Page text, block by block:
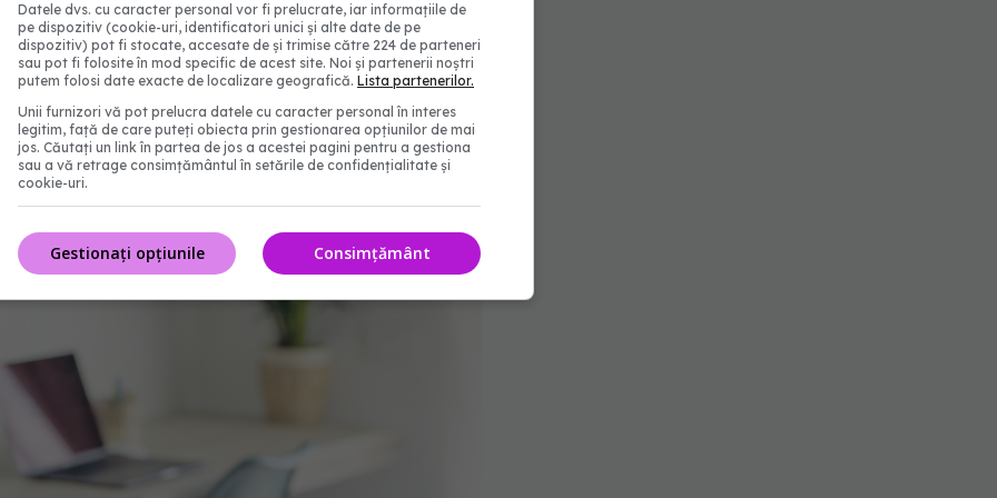
și distruge infecțiile. Impactul sportului asupra
Datele dvs. cu caracter personal vor fi prelucrate, iar informațiile de
pe dispozitiv (cookie-uri, identificatori unici și alte date de pe
dispozitiv) pot fi stocate, accesate de și trimise către 224 de parteneri
sau pot fi folosite în mod specific de acest site. Noi și partenerii noștri
putem folosi date exacte de localizare geografică. Lista partenerilor.
Unii furnizori vă pot prelucra datele cu caracter personal în interes
legitim, față de care puteți obiecta prin gestionarea opțiunilor de mai
jos. Căutați un link în partea de jos a acestei pagini pentru a gestiona
sau a vă retrage consimțământul în setările de confidențialitate și
cookie-uri.
Consimțământ
Gestionați opțiunile